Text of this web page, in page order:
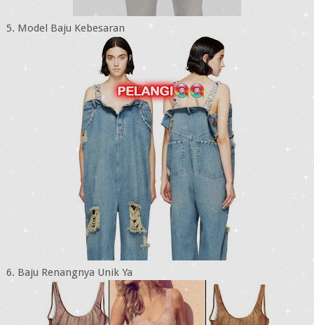
5. Model Baju Kebesaran
6. Baju Renangnya Unik Ya